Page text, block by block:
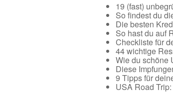
19 (fast)
So findest du
Die besten
So hast du auf
Checkliste für
44 wichtige
Wie du schöne
Diese
9 Tipps für
USA Road